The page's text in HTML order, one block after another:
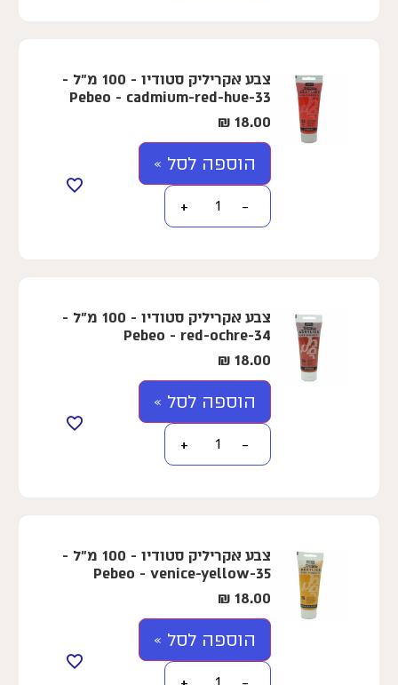
צבע אקריליק סטודיו - 100 מ"ל -
Pebeo - cadmium-red-hue-33
18.00
₪
הוספה לסל »
−
+
צבע אקריליק סטודיו - 100 מ"ל -
Pebeo - red-ochre-34
18.00
₪
הוספה לסל »
−
+
צבע אקריליק סטודיו - 100 מ"ל -
Pebeo - venice-yellow-35
18.00
₪
הוספה לסל »